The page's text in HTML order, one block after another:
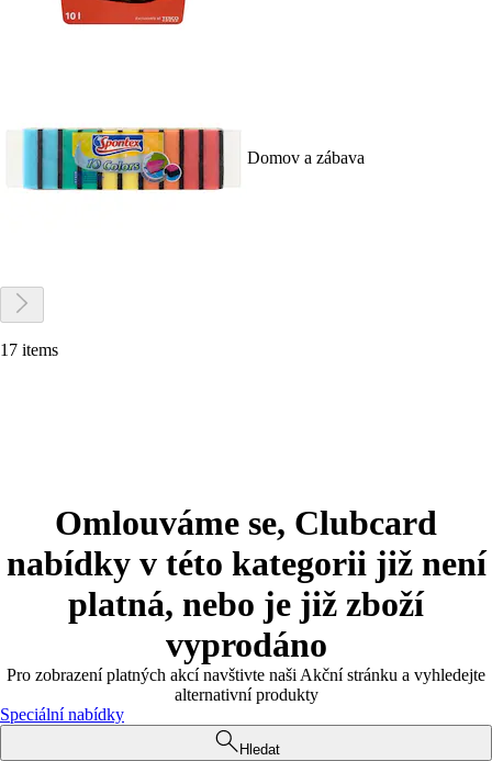
Domov a zábava
17 items
Omlouváme se, Clubcard
nabídky v této kategorii již není
platná, nebo je již zboží
vyprodáno
Pro zobrazení platných akcí navštivte naši Akční stránku a vyhledejte
alternativní produkty
Speciální nabídky
Hledat